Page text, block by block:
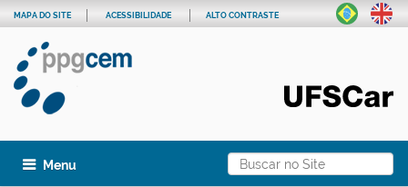
Busca
MAPA DO SITE ACESSIBILIDADE ALTO CONTRASTE
Toggle navigation